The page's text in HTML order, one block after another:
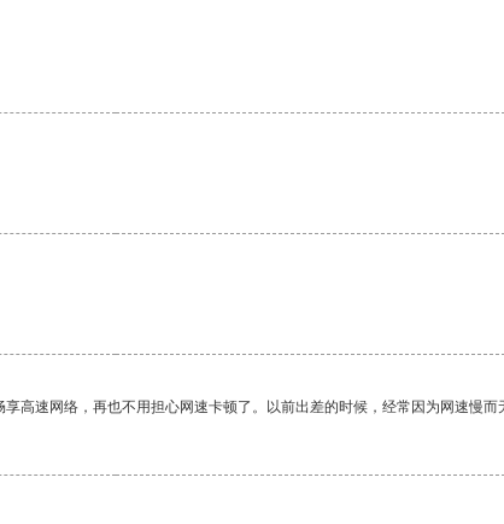
高速网络，再也不用担心网速卡顿了。以前出差的时候，经常因为网速慢